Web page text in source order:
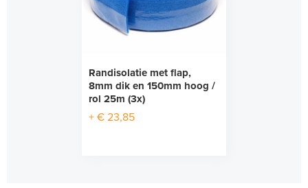
Randisolatie met flap,
8mm dik en 150mm hoog /
rol 25m (3x)
+ € 23,85